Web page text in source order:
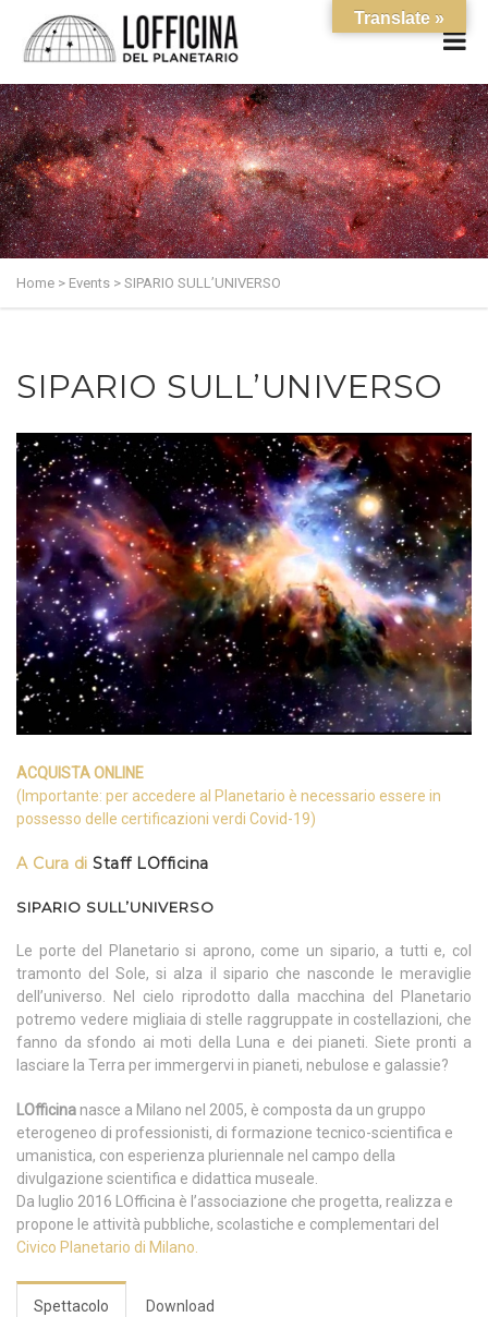
Home > Events > SIPARIO SULL’UNIVERSO
SIPARIO SULL’UNIVERSO
ACQUISTA ONLINE
(Importante: per accedere al Planetario è necessario essere in
possesso delle certificazioni verdi Covid-19)
A Cura di Staff LOfficina
SIPARIO SULL’UNIVERSO
Le porte del Planetario si aprono, come un sipario, a tutti e, col
tramonto del Sole, si alza il sipario che nasconde le meraviglie
dell’universo. Nel cielo riprodotto dalla macchina del Planetario
potremo vedere migliaia di stelle raggruppate in costellazioni, che
fanno da sfondo ai moti della Luna e dei pianeti. Siete pronti a
lasciare la Terra per immergervi in pianeti, nebulose e galassie?
LOfficina nasce a Milano nel 2005, è composta da un gruppo
eterogeneo di professionisti, di formazione tecnico-scientifica e
umanistica, con esperienza pluriennale nel campo della
divulgazione scientifica e didattica museale.
Da luglio 2016 LOfficina è l’associazione che progetta, realizza e
propone le attività pubbliche, scolastiche e complementari del
Civico Planetario di Milano.
Spettacolo Download
Translate »